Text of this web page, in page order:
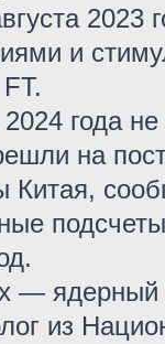
2023
и
года
на
Китая,
— ядерный
из